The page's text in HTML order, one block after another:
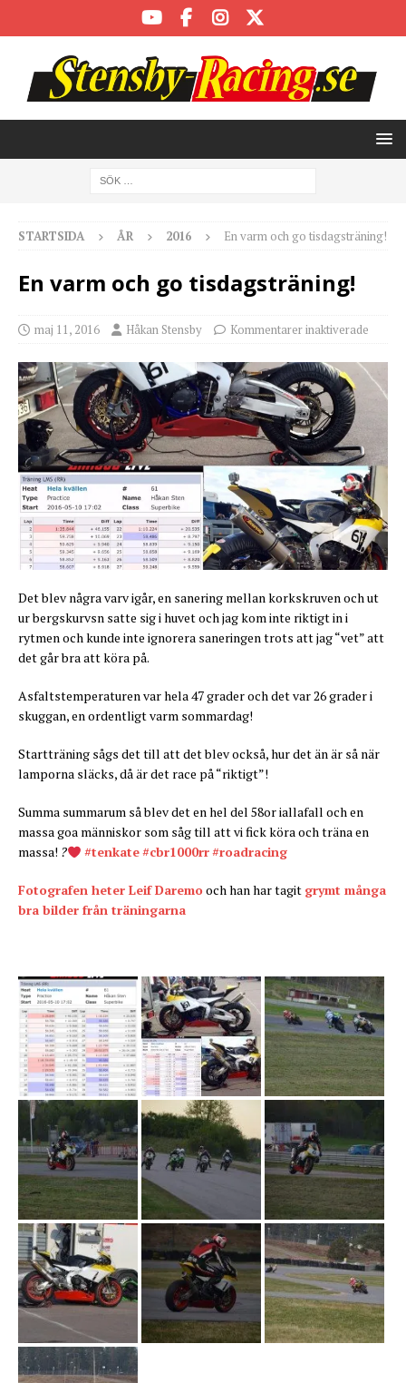
STARTSIDA ÅR 2016 En varm och go tisdagsträning!
En varm och go tisdagsträning!
maj 11, 2016 Håkan Stensby Kommentarer inaktiverade
Det blev några varv igår, en sanering mellan korkskruven och ut
ur bergskurvsn satte sig i huvet och jag kom inte riktigt in i
rytmen och kunde inte ignorera saneringen trots att jag “vet” att
det går bra att köra på.
Asfaltstemperaturen var hela 47 grader och det var 26 grader i
skuggan, en ordentligt varm sommardag!
Startträning sågs det till att det blev också, hur det än är så när
lamporna släcks, då är det race på “riktigt”!
Summa summarum så blev det en hel del 58or iallafall och en
massa goa människor som såg till att vi fick köra och träna en
massa! ? ‪#‎tenkate‬‪#‎cbr1000rr‬‪#‎roadracing‬
Fotografen heter Leif Daremooch han har tagit grymt många
bra bilder från träningarna